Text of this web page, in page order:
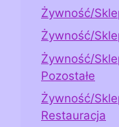
Żywność/
Żywność/
Żywność/
Pozostałe
Żywność/
Restauracja